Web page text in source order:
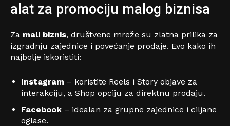
alat za promociju malog biznisa
Za mali biznis, društvene mreže su zlatna prilika za
izgradnju zajednice i povećanje prodaje. Evo kako ih
najbolje iskoristiti:
Instagram – koristite Reels i Story objave za
interakciju, a Shop opciju za direktnu prodaju.
Facebook – idealan za grupne zajednice i ciljane
oglase.